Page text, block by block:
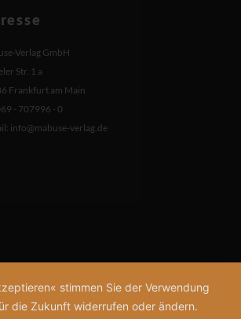
Verlag GmbH
Str. 1 a
Frankfurt am Main
- 707996 - 0
info@mabuse-verlag.de
stimmen Sie der Verwendung
die Zukunft widerrufen oder ändern.